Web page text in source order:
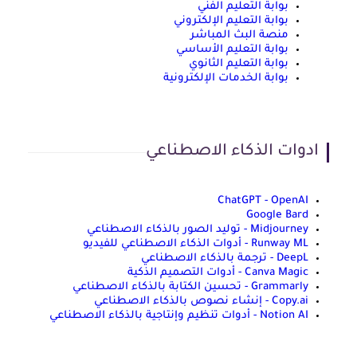
بوابة التعليم الفني
بوابة التعليم الإلكتروني
منصة البث المباشر
بوابة التعليم الأساسي
بوابة التعليم الثانوي
بوابة الخدمات الإلكترونية
ادوات الذكاء الاصطناعي
ChatGPT - OpenAI
Google Bard
Midjourney - توليد الصور بالذكاء الاصطناعي
Runway ML - أدوات الذكاء الاصطناعي للفيديو
DeepL - ترجمة بالذكاء الاصطناعي
Canva Magic - أدوات التصميم الذكية
Grammarly - تحسين الكتابة بالذكاء الاصطناعي
Copy.ai - إنشاء نصوص بالذكاء الاصطناعي
Notion AI - أدوات تنظيم وإنتاجية بالذكاء الاصطناعي